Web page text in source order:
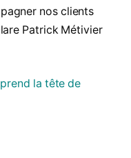
nos clients
Patrick Métivier
la tête de